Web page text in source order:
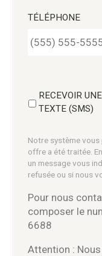
TÉLÉPHONE
RECEVOIR
TEXTE (SMS)
Notre système
offre a été traitée.
un message vous
refusée ou si nous
Pour nous
composer le
6688
Attention :